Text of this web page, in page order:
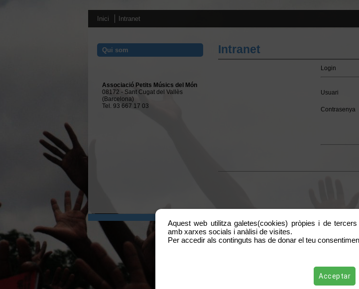
Inici Intranet
Qui som
Associació Petits Músics del Món
08172 - Sant Cugat del Vallès
(Barcelona)
Tel. 93 667 17 03
Intranet
Login
Usuari
Contrasenya
Aquest web utilitza galetes(cookies) pròpies i de
amb xarxes socials i anàlisi de visites.
Per accedir als continguts has de donar el teu
Acceptar